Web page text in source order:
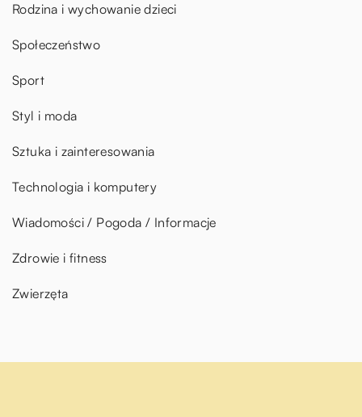
Rodzina i wychowanie dzieci
Społeczeństwo
Sport
Styl i moda
Sztuka i zainteresowania
Technologia i komputery
Wiadomości / Pogoda / Informacje
Zdrowie i fitness
Zwierzęta